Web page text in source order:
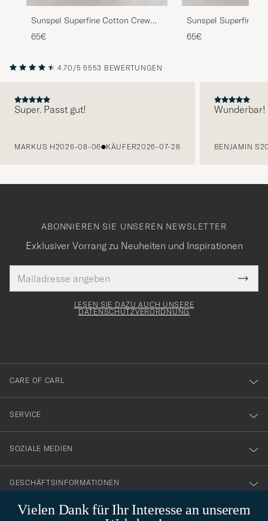
Sunspel Superfine Cotton Crew
Neck T-Shirt Black
65€
Sunspel Superfine
Neck T-Shirt White
65€
4.70/5 5553 BEWERTUNGEN
Super. Passt gut!
MARKUS H2026-08-06 KÄUFER2026-07-28
Wunderbar!
BENJAMIN S
Vielen Dank für Ihr Interesse an unserem
ABONNIEREN SIE UNSEREN NEWSLETTER
Exklusiver Vorrang zu Neuheiten und Inspirationen
Mail
Adresse
Tack
för
dig
till
vårt
nyhetsbrev!
LESEN SIE DAZU AUCH UNSERE
DATENSCHUTZVERORDNUNG
CARE OF CARL
SERVICE
SOZIALE MEDIEN
GESCHÄFTSINFORMATIONEN